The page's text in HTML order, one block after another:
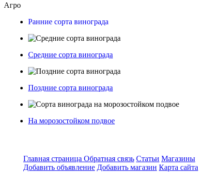
Агро
Ранние сорта винограда
Средние сорта винограда
Поздние сорта винограда
На морозостойком подвое
Главная страница Обратная связь Статьи Магазины
Добавить объявление Добавить магазин Карта сайта